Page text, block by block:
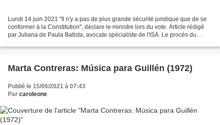
Lundi 14 juin 2021 "Il n'y a pas de plus grande sécurité juridique que de se
conformer à la Constitution", déclare le ministre lors du vote. Article rédigé
par Juliana de Paula Batista, avocate spécialiste de l'ISA. Le procès du
Marta Contreras: Música para Guillén (1972)
Publié le 15/06/2021 à 07:43
Par caroleone